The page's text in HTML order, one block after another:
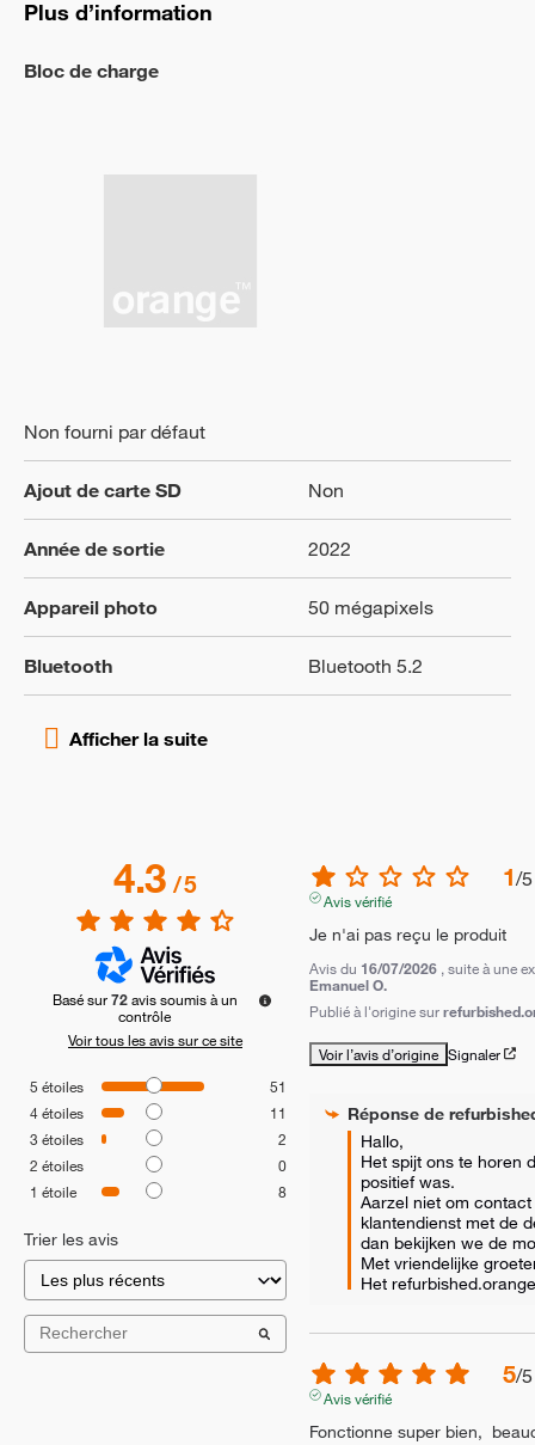
Plus d’information
Bloc de charge
Non fourni par défaut
Ajout de carte SD Non
Année de sortie 2022
Appareil photo 50 mégapixels
Bluetooth Bluetooth 5.2
4.3/5
Basé sur72 avis soumis à un
contrôle
Voir tous les avis sur ce site
5 étoiles
51
4étoiles
11
3 étoiles
2
2 étoiles
0
1 étoile 8
Trier les avis
1/5
Avis vérifié
Je n'ai pas reçu le produit
Avis du 16/07/2026 , suite à une
Emanuel O.
Publié à l'origine sur
Voir l’avis d’origine Signaler
Réponse de
Hallo,
Het spijt ons te horen
positief was.
Aarzel niet om
klantendienst met de
dan bekijken we de
Met vriendelijke
Het
5/5
Avis vérifié
Fonctionne super bien,